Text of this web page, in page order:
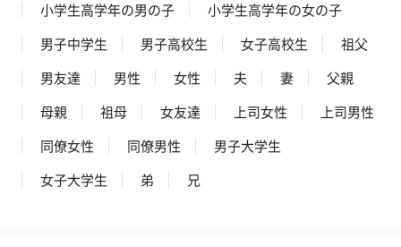
小学生高学年の男の子
小学生高学年の女の子
男子中学生
男子高校生 女子高校生
祖父
男友達
男性 女性 夫 妻
父親
母親
祖母 女友達 上司女性
上司男性
同僚女性
同僚男性
男子大学生
女子大学生
弟 兄